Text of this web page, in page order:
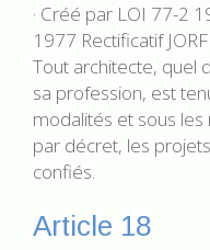
· Créé par LOI 77-2
1977 Rectificatif
Tout architecte, quel
sa profession, est
modalités et sous
par décret, les
confiés.
Article 18